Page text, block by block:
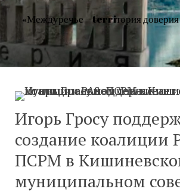
«Междуречье – terriтория доверия
Игорь Гросу
создание коалиции
ПСРМ в
муниципальном